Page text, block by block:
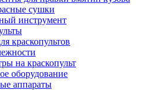
сушки
инструмент
краскопультов
на краскопульт
оборудование
аппараты